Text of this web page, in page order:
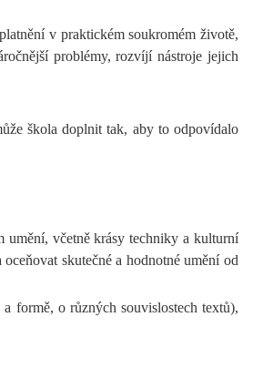
v praktickém soukromém životě,
problémy, rozvíjí nástroje jejich
škola doplnit tak, aby to odpovídalo
umění, včetně krásy techniky a kulturní
skutečné a hodnotné umění od
formě, o různých souvislostech textů),